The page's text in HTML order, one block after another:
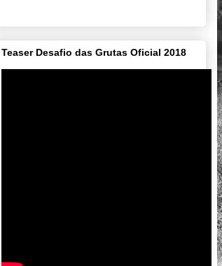
Teaser Desafio das Grutas Oficial 2018